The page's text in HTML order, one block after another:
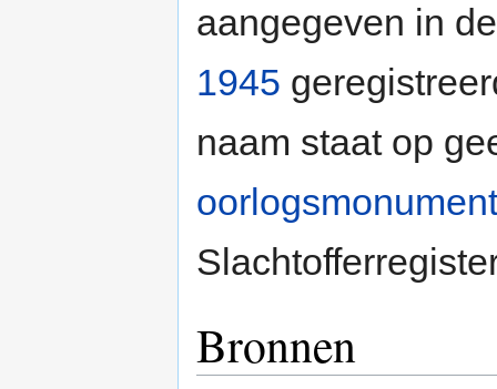
aangegeven in
1945
naam staat op
Bronnen